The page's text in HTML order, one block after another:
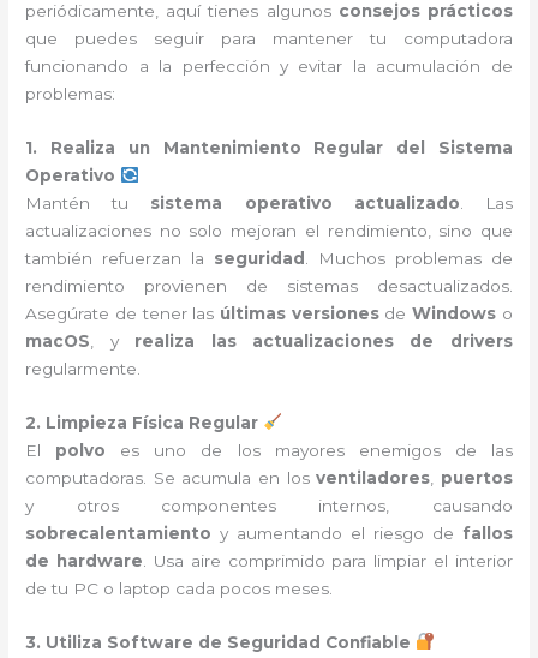
periódicamente, aquí tienes algunos consejos prácticos
que puedes seguir para mantener tu computadora
funcionando a la perfección y evitar la acumulación de
problemas:
1. Realiza un Mantenimiento Regular del Sistema
Operativo
Mantén tu sistema operativo actualizado . Las
actualizaciones no solo mejoran el rendimiento, sino que
también refuerzan la seguridad
. Muchos problemas de
rendimiento provienen de sistemas desactualizados.
Asegúrate de tener las últimas versionesdeWindows o
macOS , y realiza las actualizaciones de drivers
regularmente.
2. Limpieza Física Regular
El polvo es uno de los mayores enemigos de las
computadoras. Se acumula en losventiladores
puertos
y otros componentes internos, causando
sobrecalentamiento y aumentando el riesgo de fallos
de hardware . Usa aire comprimido para limpiar el interior
de tu PC o laptop cada pocos meses.
3. Utiliza Software de Seguridad Confiable